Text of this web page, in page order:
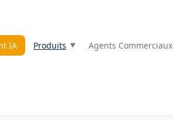
IA Produits Agents Commerciaux